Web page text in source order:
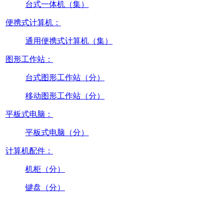
台式一体机（集）
便携式计算机：
通用便携式计算机（集）
图形工作站：
台式图形工作站（分）
移动图形工作站（分）
平板式电脑：
平板式电脑（分）
计算机配件：
机柜（分）
键盘（分）